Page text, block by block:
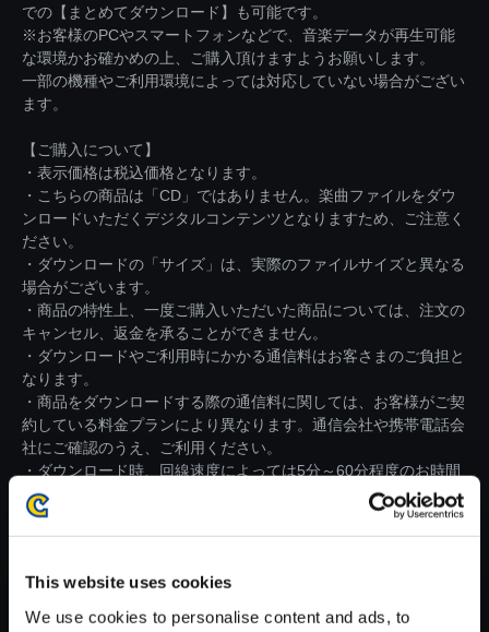
This website uses cookies
We use cookies to personalise content and ads, to
での【まとめてダウンロード】も可能です。
※お客様のPCやスマートフォンなどで、音楽データが再生可能
な環境かお確かめの上、ご購入頂けますようお願いします。
一部の機種やご利用環境によっては対応していない場合がござい
ます。
【ご購入について】
・表示価格は税込価格となります。
・こちらの商品は「CD」ではありません。楽曲ファイルをダウ
ンロードいただくデジタルコンテンツとなりますため、ご注意く
ださい。
・ダウンロードの「サイズ」は、実際のファイルサイズと異なる
場合がございます。
・商品の特性上、一度ご購入いただいた商品については、注文の
キャンセル、返金を承ることができません。
・ダウンロードやご利用時にかかる通信料はお客さまのご負担と
なります。
・商品をダウンロードする際の通信料に関しては、お客様がご契
約している料金プランにより異なります。通信会社や携帯電話会
社にご確認のうえ、ご利用ください。
・ダウンロード時、回線速度によっては5分～60分程度のお時間
がかかる場合がございます。
※ご購入いただいたファイルのダウンロードの際には、通信環境
が安定しているWifi環境でお試しください。